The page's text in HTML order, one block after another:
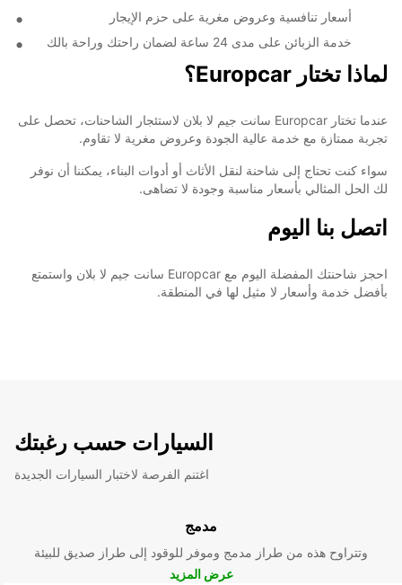
أسعار تنافسية وعروض مغرية على حزم الإيجار
خدمة الزبائن على مدى 24 ساعة لضمان راحتك وراحة بالك
لماذا تختار Europcar؟
عندما تختار Europcar سانت جيم لا بلان لاستئجار الشاحنات، تحصل على
تجربة ممتازة مع خدمة عالية الجودة وعروض مغرية لا تقاوم.
سواء كنت تحتاج إلى شاحنة لنقل الأثاث أو أدوات البناء، يمكننا أن نوفر
لك الحل المثالي بأسعار مناسبة وجودة لا تضاهى.
اتصل بنا اليوم
احجز شاحنتك المفضلة اليوم مع Europcar سانت جيم لا بلان واستمتع
بأفضل خدمة وأسعار لا مثيل لها في المنطقة.
السيارات حسب رغبتك
اغتنم الفرصة لاختبار السيارات الجديدة
مدمج
وتتراوح هذه من طراز مدمج وموفر للوقود إلى طراز صديق للبيئة
عرض المزيد